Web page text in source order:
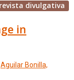
revista divulgativa
in
Aguilar Bonilla,